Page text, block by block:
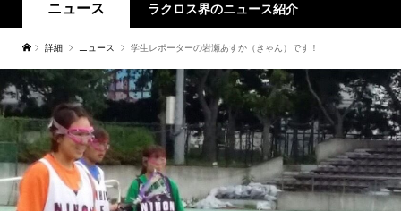
ニュース ラクロス界のニュース紹介
詳細 ニュース 学生レポーターの岩瀬あすか（きゃん）です！